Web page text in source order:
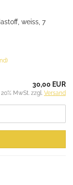
weiss, 7
30,00 EUR
20% MwSt. zzgl. Versand